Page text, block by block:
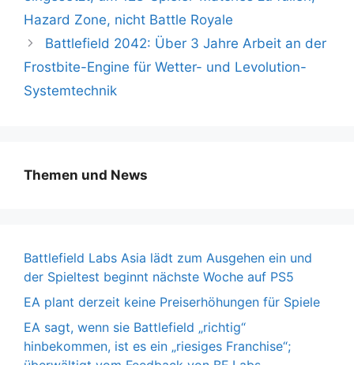
Hazard Zone, nicht Battle Royale
Battlefield 2042: Über 3 Jahre Arbeit an der
Frostbite-Engine für Wetter- und Levolution-
Systemtechnik
Themen und News
Battlefield Labs Asia lädt zum Ausgehen ein und
der Spieltest beginnt nächste Woche auf PS5
EA plant derzeit keine Preiserhöhungen für Spiele
EA sagt, wenn sie Battlefield „richtig“
hinbekommen, ist es ein „riesiges Franchise“;